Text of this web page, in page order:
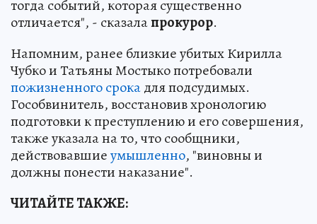
тогда событий, которая существенно
отличается", - сказалапрокурор.
Напомним, ранее близкие убитых Кирилла
Чубко и Татьяны Мостыко потребовали
пожизненного срокадля подсудимых.
Гособвинитель, восстановив хронологию
подготовки к преступлению и его совершения,
также указала на то, что сообщники,
действовавшиеумышленно, "виновны и
должны понести наказание".
ЧИТАЙТЕ ТАКЖЕ: